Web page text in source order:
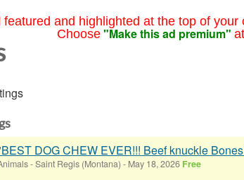
featured and highlighted at the top of
Choose "Make this ad premium"
DOG CHEW EVER!!! Beef knuckle
-Saint Regis (Montana) - May 18, 2026 Free